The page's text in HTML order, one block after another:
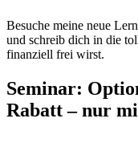
Besuche meine neue
und schreib dich in die
finanziell frei wirst.
Seminar:
Rabatt – nur